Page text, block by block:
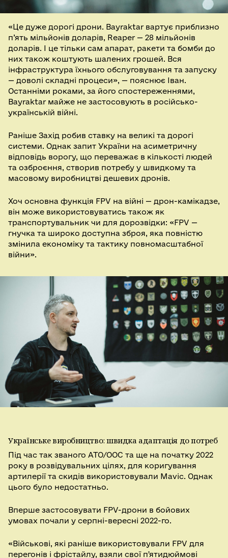
«Це дуже дорогі дрони. Bayraktar вартує приблизно
п’ять мільйонів доларів, Reaper — 28 мільйонів
доларів. І це тільки сам апарат, ракети та бомби до
них також коштують шалених грошей. Вся
інфраструктура їхнього обслуговування та запуску
— доволі складні процеси», — пояснює Іван.
Останніми роками, за його спостереженнями,
Bayraktar майже не застосовують в російсько-
українській війні.
Раніше Захід робив ставку на великі та дорогі
системи. Однак запит України на асиметричну
відповідь ворогу, що переважає в кількості людей
та озброєння, створив потребу у швидкому та
масовому виробництві дешевих дронів.
Хоч основна функція FPV на війні — дрон-камікадзе,
він може використовуватись також як
транспортувальник чи для дорозвідки: «FPV —
гнучка та широко доступна зброя, яка повністю
змінила економіку та тактику повномасштабної
війни».
Українське виробництво: швидка адаптація до потреб
Під час так званого АТО/ООС та ще на початку 2022
року в розвідувальних цілях, для коригування
артилерії та скидів використовували Mavic. Однак
цього було недостатньо.
Вперше застосовувати FPV-дрони в бойових
умовах почали у серпні-вересні 2022-го.
«Військові, які раніше використовували FPV для
перегонів і фрістайлу, взяли свої пʼятидюймові